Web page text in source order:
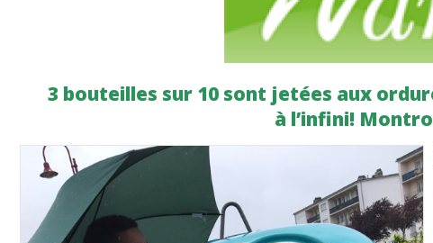
3 bouteilles sur 10 sont jetées aux
à l’infini!